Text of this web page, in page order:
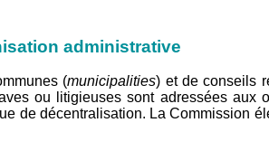
administrative
(municipalities) et de conseils
ou litigieuses sont adressées aux
de décentralisation. La Commission